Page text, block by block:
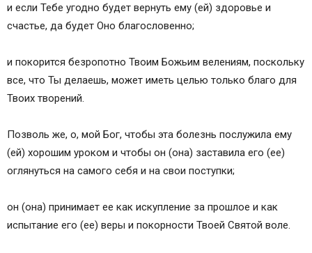
и если Тебе угодно будет вернуть ему (ей) здоровье и
счастье, да будет Оно благословенно;
и покорится безропотно Твоим Божьим велениям, поскольку
все, что Ты делаешь, может иметь целью только благо для
Твоих творений.
Позволь же, о, мой Бог, чтобы эта болезнь послужила ему
(ей) хорошим уроком и чтобы он (она) заставила его (ее)
оглянуться на самого себя и на свои поступки;
он (она) принимает ее как искупление за прошлое и как
испытание его (ее) веры и покорности Твоей Святой воле.